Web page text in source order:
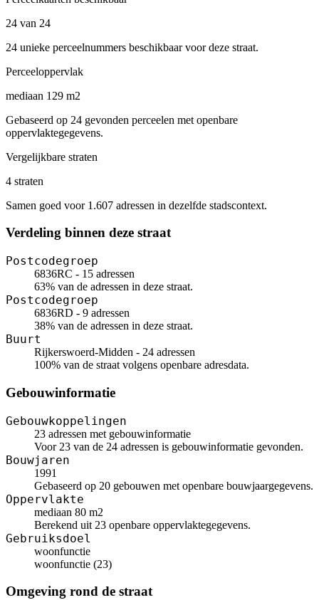
24 van 24
24 unieke perceelnummers beschikbaar voor deze straat.
Perceeloppervlak
mediaan 129 m2
Gebaseerd op 24 gevonden perceelen met openbare
oppervlaktegegevens.
Vergelijkbare straten
4 straten
Samen goed voor 1.607 adressen in dezelfde stadscontext.
Verdeling binnen deze straat
Postcodegroep
6836RC - 15 adressen
63% van de adressen in deze straat.
Postcodegroep
6836RD - 9 adressen
38% van de adressen in deze straat.
Buurt
Rijkerswoerd-Midden - 24 adressen
100% van de straat volgens openbare adresdata.
Gebouwinformatie
Gebouwkoppelingen
23 adressen met gebouwinformatie
Voor 23 van de 24 adressen is gebouwinformatie gevonden.
Bouwjaren
1991
Gebaseerd op 20 gebouwen met openbare bouwjaargegevens.
Oppervlakte
mediaan 80 m2
Berekend uit 23 openbare oppervlaktegegevens.
Gebruiksdoel
woonfunctie
woonfunctie (23)
Omgeving rond de straat